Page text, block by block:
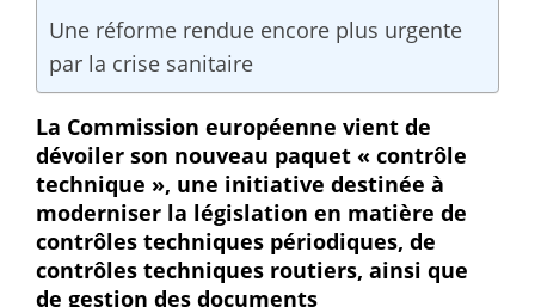
Une réforme rendue encore plus urgente
par la crise sanitaire
La Commission européenne vient de
dévoiler son nouveau paquet « contrôle
technique », une initiative destinée à
moderniser la législation en matière de
contrôles techniques périodiques, de
contrôles techniques routiers, ainsi que
de gestion des documents